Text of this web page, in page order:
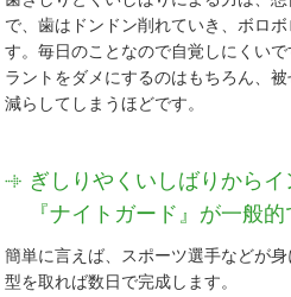
で、歯はドンドン削れていき、ボロ
す。毎日のことなので自覚しにくい
ラントをダメにするのはもちろん、
減らしてしまうほどです。
ぎしりやくいしばりから
『ナイトガード』が一般的
簡単に言えば、スポーツ選手などが
型を取れば数日で完成します。